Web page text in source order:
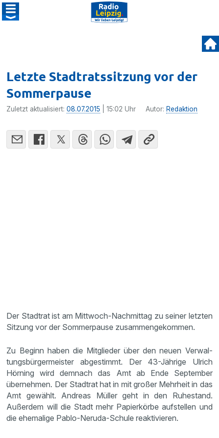
Letzte Stadtratssitzung vor der
Sommerpause
Zuletzt aktualisiert:08.07.2015 | 15:02 Uhr Autor: Redaktion
Der Stadtrat ist am Mittwoch-Nachmittag zu seiner letzten
Sitzung vor der Sommer­pause zusam­men­ge­kommen.
Zu Beginn haben die Mitglieder über den neuen Verwal­
tungs­bür­ger­meister abgestimmt. Der 43-Jährige Ulrich
Hörning wird demnach das Amt ab Ende September
übernehmen. Der Stadtrat hat in mit großer Mehrheit in das
Amt gewählt. Andreas Müller geht in den Ruhestand.
Außerdem will die Stadt mehr Papier­körbe aufstellen und
die ehema­lige Pablo-Neruda-Schule reakti­vieren.